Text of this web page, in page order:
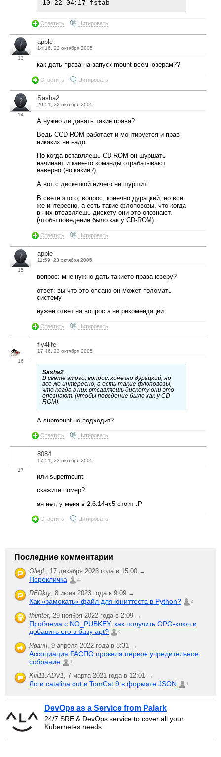
Ответить Цитировать
13
apple
14:16, 22 октября 2005
как дать права на запуск mount всем юзерам??
Ответить Цитировать
14
Sasha2
20:51, 22 октября 2005
А нужно ли давать такие права?
Ведь СCD-ROM работает и монтируется и прав
никаких не надо.
Но когда вставляешь CD-ROM он шуршать
начинает и каие-то команды отрабатывают
наверно (но какие?).
А вот с дискеткой ничего не шуршит.
В свете этого, вопрос, конечно дурацкий, но все
же интересно, а есть такие флоповозы, что когда
в них втсавляешь дискету они это опознают.
(чтобы поведение было как у CD-ROM).
Ответить Цитировать
15
apple
11:59, 23 октября 2005
вопрос: мне нужно дать такието права юзеру?
ответ: вы что это опсано он может поломать
систему
нужен ответ на вопрос а не рекомендации
Ответить Цитировать
16
fly4life
17:46, 23 октября 2005
Sasha2
В свете этого, вопрос, конечно дурацкий, но
все же интересно, а есть такие флоповозы,
что когда в них втсавляешь дискету они это
опознают. (чтобы поведение было как у CD-
ROM).
А submount не подходит?
Ответить Цитировать
17
8084
17:51, 23 октября 2005
или supermount
скажите помер?
ан нет, у меня в 2.6.14-rc5 стоит :P
Ответить Цитировать
Последние комментарии
OlegL, 17 декабря 2023 года в 15:00 →
Перекличка 21
REDkiy, 8 июня 2023 года в 9:09 →
Как «замокать» файл для юниттеста в Python? 2
fhunter, 29 ноября 2022 года в 2:09 →
Проблема с NO_PUBKEY: как получить GPG-ключ и
добавить его в базу apt?
6
Иванн, 9 апреля 2022 года в 8:31 →
Ассоциация РАСПО провела первое учредительное
собрание
1
Kiri11.ADV1, 7 марта 2021 года в 12:01 →
Логи catalina.out в TomCat 9 в формате JSON 1
DevOps as a Service from Palark
24/7 SRE & DevOps service to cover all your
Kubernetes needs.